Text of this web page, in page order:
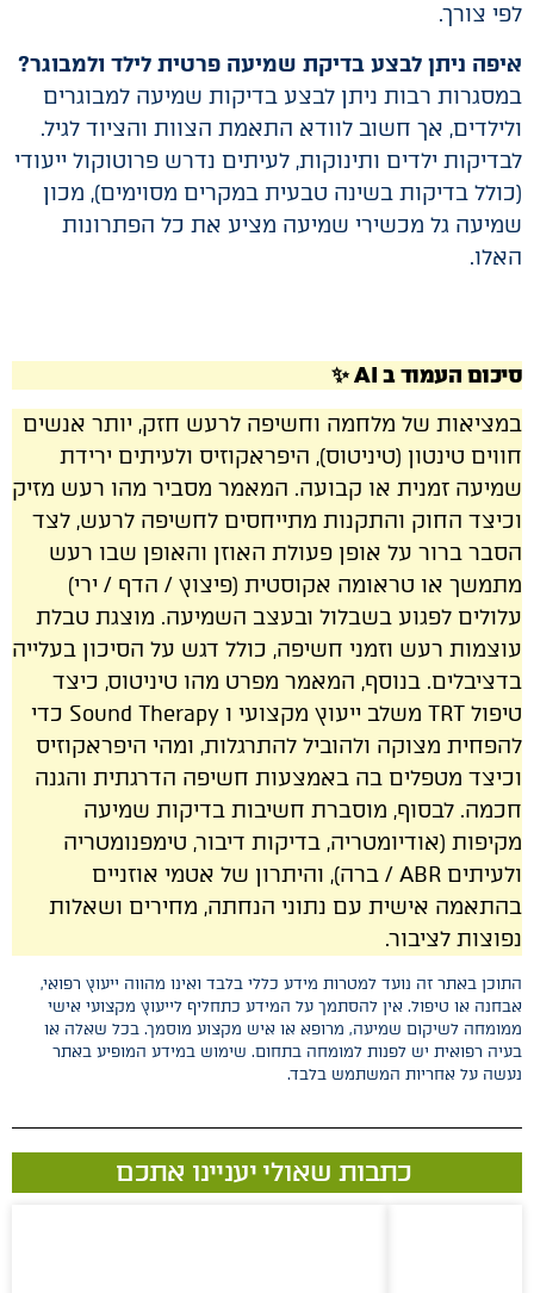
לפי צורך.
איפה ניתן לבצע בדיקת שמיעה פרטית לילד ולמבוגר?
במסגרות רבות ניתן לבצע בדיקות שמיעה למבוגרים
ולילדים, אך חשוב לוודא התאמת הצוות והציוד לגיל.
לבדיקות ילדים ותינוקות, לעיתים נדרש פרוטוקול ייעודי
(כולל בדיקות בשינה טבעית במקרים מסוימים), מכון
שמיעה גל מכשירי שמיעה מציע את כל הפתרונות
האלו.
סיכום העמוד ב AI ✨
במציאות של מלחמה וחשיפה לרעש חזק, יותר אנשים
חווים טינטון (טיניטוס), היפראקוזיס ולעיתים ירידת
שמיעה זמנית או קבועה. המאמר מסביר מהו רעש מזיק
וכיצד החוק והתקנות מתייחסים לחשיפה לרעש, לצד
הסבר ברור על אופן פעולת האוזן והאופן שבו רעש
מתמשך או טראומה אקוסטית (פיצוץ / הדף / ירי)
עלולים לפגוע בשבלול ובעצב השמיעה. מוצגת טבלת
עוצמות רעש וזמני חשיפה, כולל דגש על הסיכון בעלייה
בדציבלים. בנוסף, המאמר מפרט מהו טיניטוס, כיצד
טיפול TRT משלב ייעוץ מקצועי ו Sound Therapy כדי
להפחית מצוקה ולהוביל להתרגלות, ומהי היפראקוזיס
וכיצד מטפלים בה באמצעות חשיפה הדרגתית והגנה
חכמה. לבסוף, מוסברת חשיבות בדיקות שמיעה
מקיפות (אודיומטריה, בדיקות דיבור, טימפנומטריה
ולעיתים ABR / ברה), והיתרון של אטמי אוזניים
בהתאמה אישית עם נתוני הנחתה, מחירים ושאלות
נפוצות לציבור.
התוכן באתר זה נועד למטרות מידע כללי בלבד ואינו מהווה ייעוץ רפואי,
אבחנה או טיפול. אין להסתמך על המידע כתחליף לייעוץ מקצועי אישי
ממומחה לשיקום שמיעה, מרופא או איש מקצוע מוסמך. בכל שאלה או
בעיה רפואית יש לפנות למומחה בתחום. שימוש במידע המופיע באתר
נעשה על אחריות המשתמש בלבד.
כתבות שאולי יעניינו אתכם